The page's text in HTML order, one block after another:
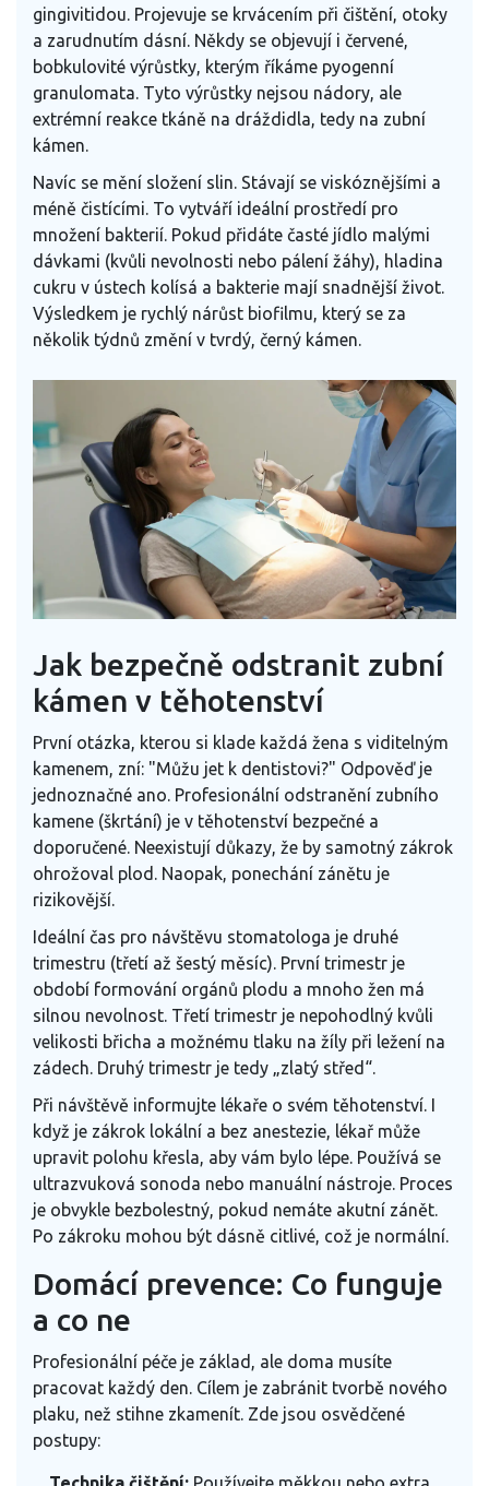
gingivitidou. Projevuje se krvácením při čištění, otoky
a zarudnutím dásní. Někdy se objevují i červené,
bobkulovité výrůstky, kterým říkáme pyogenní
granulomata. Tyto výrůstky nejsou nádory, ale
extrémní reakce tkáně na dráždidla, tedy na zubní
kámen.
Navíc se mění složení slin. Stávají se viskóznějšími a
méně čistícími. To vytváří ideální prostředí pro
množení bakterií. Pokud přidáte časté jídlo malými
dávkami (kvůli nevolnosti nebo pálení žáhy), hladina
cukru v ústech kolísá a bakterie mají snadnější život.
Výsledkem je rychlý nárůst biofilmu, který se za
několik týdnů změní v tvrdý, černý kámen.
Jak bezpečně odstranit zubní
kámen v těhotenství
První otázka, kterou si klade každá žena s viditelným
kamenem, zní: "Můžu jet k dentistovi?" Odpověď je
jednoznačné ano. Profesionální odstranění zubního
kamene (škrtání) je v těhotenství bezpečné a
doporučené. Neexistují důkazy, že by samotný zákrok
ohrožoval plod. Naopak, ponechání zánětu je
rizikovější.
Ideální čas pro návštěvu stomatologa je druhé
trimestru (třetí až šestý měsíc). První trimestr je
období formování orgánů plodu a mnoho žen má
silnou nevolnost. Třetí trimestr je nepohodlný kvůli
velikosti břicha a možnému tlaku na žíly při ležení na
zádech. Druhý trimestr je tedy „zlatý střed“.
Při návštěvě informujte lékaře o svém těhotenství. I
když je zákrok lokální a bez anestezie, lékař může
upravit polohu křesla, aby vám bylo lépe. Používá se
ultrazvuková sonoda nebo manuální nástroje. Proces
je obvykle bezbolestný, pokud nemáte akutní zánět.
Po zákroku mohou být dásně citlivé, což je normální.
Domácí prevence: Co funguje
a co ne
Profesionální péče je základ, ale doma musíte
pracovat každý den. Cílem je zabránit tvorbě nového
plaku, než stihne zkamenít. Zde jsou osvědčené
postupy: